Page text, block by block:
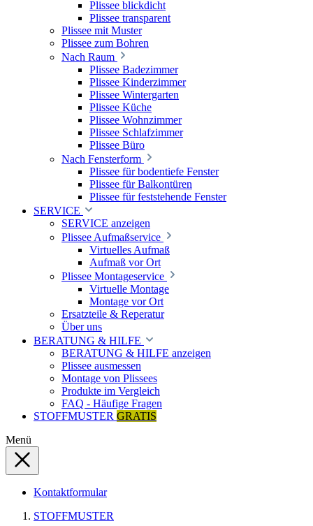
Plissee blickdicht
Plissee transparent
Plissee mit Muster
Plissee zum Bohren
Nach Raum
Plissee Badezimmer
Plissee Kinderzimmer
Plissee Wintergarten
Plissee Küche
Plissee Wohnzimmer
Plissee Schlafzimmer
Plissee Büro
Nach Fensterform
Plissee für bodentiefe Fenster
Plissee für Balkontüren
Plissee für feststehende Fenster
SERVICE
SERVICE anzeigen
Plissee Aufmaßservice
Virtuelles Aufmaß
Aufmaß vor Ort
Plissee Montageservice
Virtuelle Montage
Montage vor Ort
Ersatzteile & Reperatur
Über uns
BERATUNG & HILFE
BERATUNG & HILFE anzeigen
Plissee ausmessen
Montage von Plissees
Produkte im Vergleich
FAQ - Häufige Fragen
STOFFMUSTER GRATIS
Menü
Kontaktformular
STOFFMUSTER